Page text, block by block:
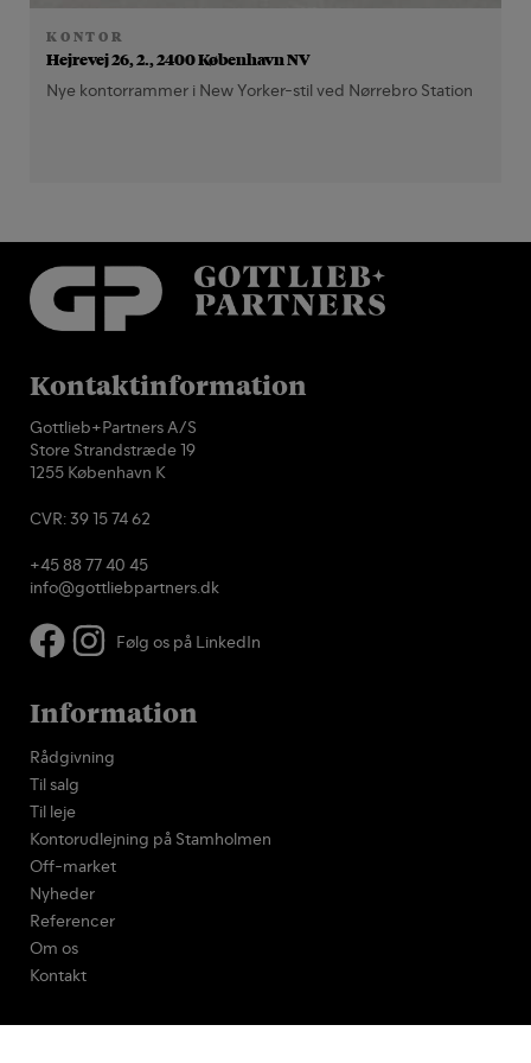
KONTOR
Hejrevej 26, 2., 2400 København NV
Nye kontorrammer i New Yorker-stil ved Nørrebro Station
Kontaktinformation
Gottlieb+Partners A/S
Store Strandstræde 19
1255 København K
CVR: 39 15 74 62
+45 88 77 40 45
info@gottliebpartners.dk
Følg os på LinkedIn
Information
Rådgivning
Til salg
Til leje
Kontorudlejning på Stamholmen
Off-market
Nyheder
Referencer
Om os
Kontakt